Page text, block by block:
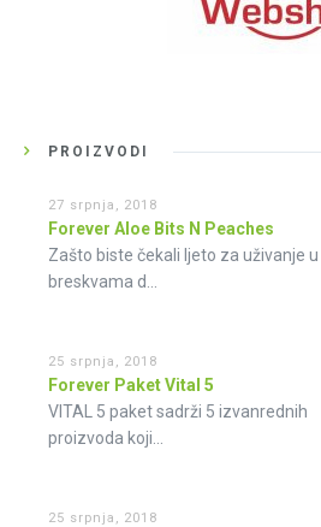
PROIZVODI
27 srpnja, 2018
Forever Aloe Bits N Peaches
Zašto biste čekali ljeto za uživanje u
breskvama d...
25 srpnja, 2018
Forever Paket Vital 5
VITAL 5 paket sadrži 5 izvanrednih
proizvoda koji...
25 srpnja, 2018